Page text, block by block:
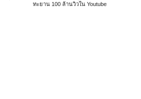
ทะยาน 100 ล้านวิวใน Youtube